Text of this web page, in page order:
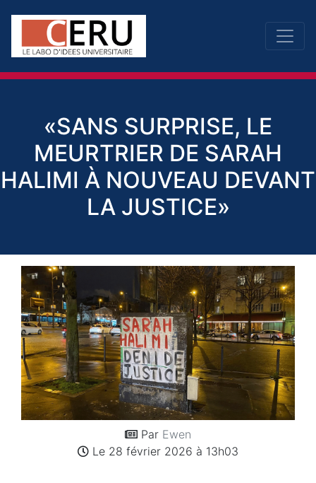
«SANS SURPRISE, LE
MEURTRIER DE SARAH
HALIMI À NOUVEAU DEVANT
LA JUSTICE»
Par Ewen
Le 28 février 2026 à 13h03